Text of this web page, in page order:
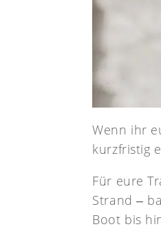
Wenn ihr
kurzfristig
Für eure
Strand ‒
Boot bis